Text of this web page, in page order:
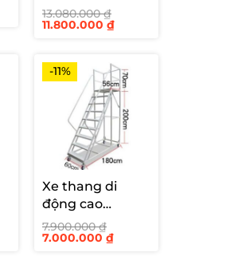
13.080.000₫
Giá
11.800.000₫Giá
11.800.000 ₫.
-11%
Xe thang di
động cao
2000mm
7.900.000₫
Giá
7.000.000₫Giá